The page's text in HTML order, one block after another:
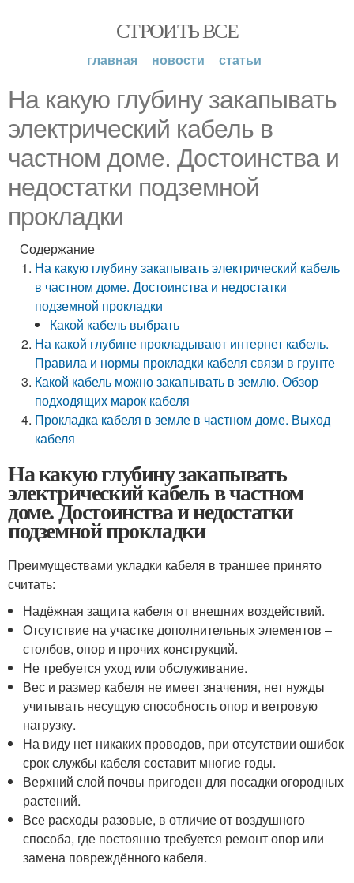
СТРОИТЬ ВСЕ
главная новости статьи
На какую глубину закапывать
электрический кабель в
частном доме. Достоинства и
недостатки подземной
прокладки
Содержание
На какую глубину закапывать электрический кабель
в частном доме. Достоинства и недостатки
подземной прокладки
Какой кабель выбрать
На какой глубине прокладывают интернет кабель.
Правила и нормы прокладки кабеля связи в грунте
Какой кабель можно закапывать в землю. Обзор
подходящих марок кабеля
Прокладка кабеля в земле в частном доме. Выход
кабеля
На какую глубину закапывать
электрический кабель в частном
доме. Достоинства и недостатки
подземной прокладки
Преимуществами укладки кабеля в траншее принято
считать:
Надёжная защита кабеля от внешних воздействий.
Отсутствие на участке дополнительных элементов –
столбов, опор и прочих конструкций.
Не требуется уход или обслуживание.
Вес и размер кабеля не имеет значения, нет нужды
учитывать несущую способность опор и ветровую
нагрузку.
На виду нет никаких проводов, при отсутствии ошибок
срок службы кабеля составит многие годы.
Верхний слой почвы пригоден для посадки огородных
растений.
Все расходы разовые, в отличие от воздушного
способа, где постоянно требуется ремонт опор или
замена повреждённого кабеля.